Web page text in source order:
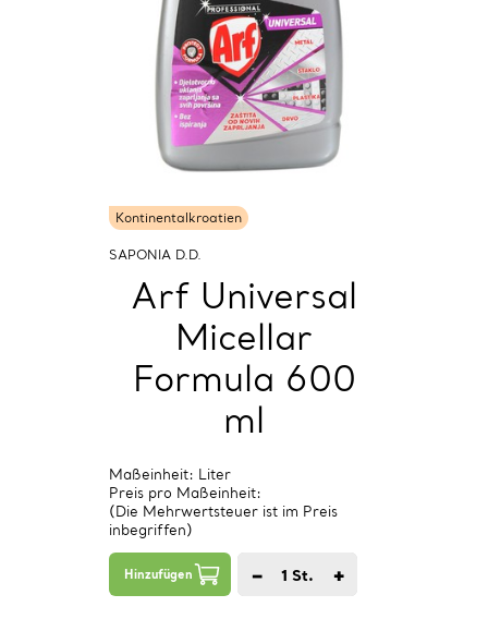
Kontinentalkroatien
SAPONIA D.D.
Arf Universal
Micellar
Formula 600
ml
Maßeinheit: Liter
Preis pro Maßeinheit:
(Die Mehrwertsteuer ist im Preis
inbegriffen)
Hinzufügen − 1 St. +